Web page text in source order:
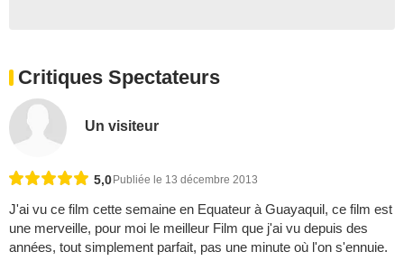
Critiques Spectateurs
Un visiteur
5,0Publiée le 13 décembre 2013
J'ai vu ce film cette semaine en Equateur à Guayaquil, ce film est
une merveille, pour moi le meilleur Film que j'ai vu depuis des
années, tout simplement parfait, pas une minute où l'on s'ennuie.